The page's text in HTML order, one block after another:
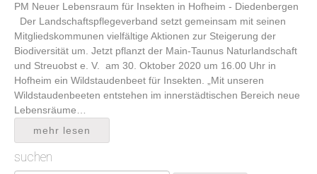
PM Neuer Lebensraum für Insekten in Hofheim - Diedenbergen
Der Landschaftspflegeverband setzt gemeinsam mit seinen
Mitgliedskommunen vielfältige Aktionen zur Steigerung der
Biodiversität um. Jetzt pflanzt der Main-Taunus Naturlandschaft
und Streuobst e. V. am 30. Oktober 2020 um 16.00 Uhr in
Hofheim ein Wildstaudenbeet für Insekten. „Mit unseren
Wildstaudenbeeten entstehen im innerstädtischen Bereich neue
Lebensräume…
mehr lesen
suchen